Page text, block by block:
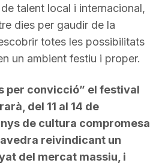
talent local i internacional,
dies per gaudir de la
totes les possibilitats
un ambient festiu i proper.
per convicció” el festival
del 11 al 14 de
de cultura compromesa
reivindicant un
del mercat massiu, i